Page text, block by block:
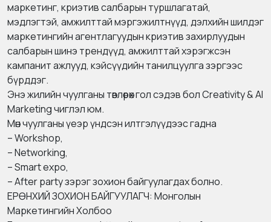
маркетинг, криэтив салбарын туршлагатай,
мэдлэгтэй, амжилттай мэргэжилтнүүд, дэлхийн шилдэг
маркетингийн агентлагуудын криэтив захирлуудын
салбарын шинэ трендүүд, амжилттай хэрэгжсэн
кампанит ажлууд, кэйсүүдийн танилцуулга зэргээс
бүрддэг.
Энэ жилийн чуулганы төвлөрөх гол сэдэв бол Creativity & AI
Marketing чиглэл юм.
Мөн чуулганы үеэр үндсэн илтгэлүүдээс гадна
– Workshop,
– Networking,
– Smart expo,
– After party зэрэг зохион байгуулагдах болно.
ЕРӨНХИЙ ЗОХИОН БАЙГУУЛАГЧ: Монголын
Маркетингийн Холбоо